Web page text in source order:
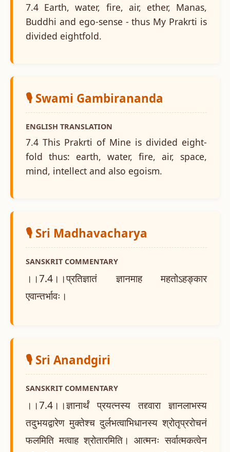
7.4 Earth, water, fire, air, ether, Manas,
Buddhi and ego-sense - thus My Prakrti is
divided eightfold.
🎙️ Swami Gambirananda
ENGLISH TRANSLATION
7.4 This Prakrti of Mine is divided eight-
fold thus: earth, water, fire, air, space,
mind, intellect and also egoism.
🎙️ Sri Madhavacharya
SANSKRIT COMMENTARY
।।7.4।।प्रतिज्ञातं ज्ञानमाह महतोऽहङ्कार
एवान्तर्भावः।
🎙️ Sri Anandgiri
SANSKRIT COMMENTARY
।।7.4।।ज्ञानार्थं प्रयत्नस्य तद्द्वारा ज्ञानलाभस्य
तदुभयद्वारेण मुक्तेश्च दुर्लभत्वाभिधानस्य श्रोतृप्ररोचनं
फलमिति मत्वाह श्रोतारमिति। आत्मनः सर्वात्मकत्वेन